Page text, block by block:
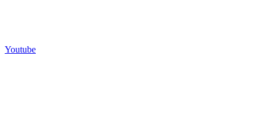
Youtube